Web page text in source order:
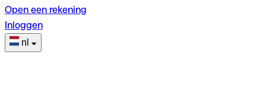
Open een rekening
Inloggen
nl